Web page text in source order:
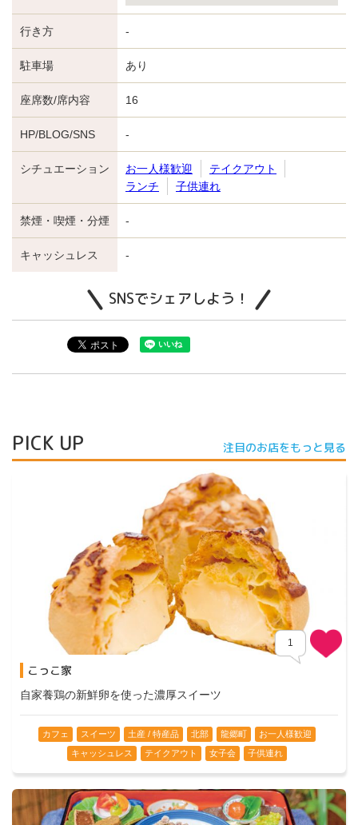
行き方 -
駐車場 あり
座席数/席内容 16
HP/BLOG/SNS -
シチュエーション お一人様歓迎
テイクアウト
ランチ
子供連れ
禁煙・喫煙・分煙 -
キャッシュレス -
SNSでシェアしよう！
PICK UP 注目のお店をもっと見る
1
こっこ家
自家養鶏の新鮮卵を使った濃厚スイーツ
カフェ スイーツ 土産 / 特産品 北部 龍郷町
お一人様歓迎
キャッシュレス
テイクアウト 女子会 子供連れ